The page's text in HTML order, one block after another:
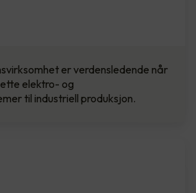
er verdensledende når
elektro- og
til industriell produksjon.